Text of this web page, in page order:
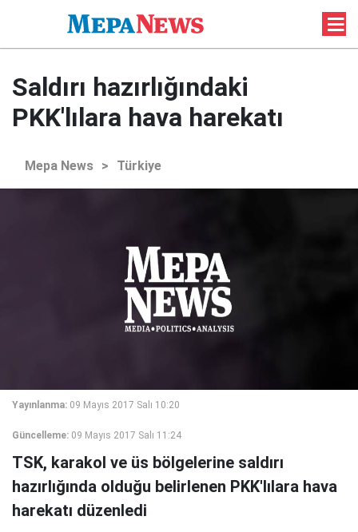
Saldırı hazırlığındaki
PKK'lılara hava harekatı
Mepa News > Türkiye
Yayınlanma: 09 Mayıs 2017 Salı 10:20
Güncelleme: 09 Mayıs 2017 Salı 11:24
TSK, karakol ve üs bölgelerine saldırı
hazırlığında olduğu belirlenen PKK'lılara hava
harekatı düzenledi